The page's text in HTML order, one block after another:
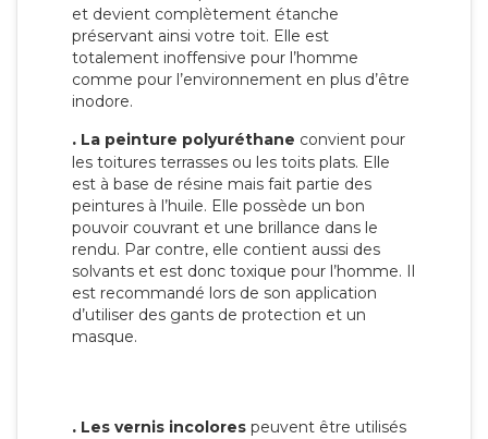
et devient complètement étanche
préservant ainsi votre toit. Elle est
totalement inoffensive pour l’homme
comme pour l’environnement en plus d’être
inodore.
. La peinture polyuréthane convient pour
les toitures terrasses ou les toits plats. Elle
est à base de résine mais fait partie des
peintures à l’huile. Elle possède un bon
pouvoir couvrant et une brillance dans le
rendu. Par contre, elle contient aussi des
solvants et est donc toxique pour l’homme. Il
est recommandé lors de son application
d’utiliser des gants de protection et un
masque.
. Les vernis incolores peuvent être utilisés